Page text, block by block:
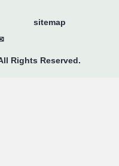
sitemap
Rights Reserved.